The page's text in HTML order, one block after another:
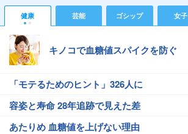
健康 芸能 ゴシップ 女子
キノコで血糖値スパイクを防ぐ
「モテるためのヒント」326人に
容姿と寿命 28年追跡で見えた差
あたりめ 血糖値を上げない理由